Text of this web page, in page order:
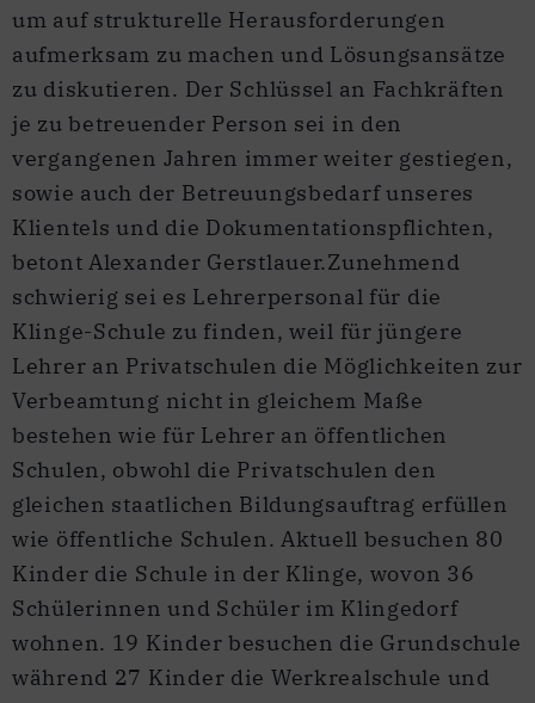
um auf strukturelle Herausforderungen
aufmerksam zu machen und Lösungsansätze
zu diskutieren. Der Schlüssel an Fachkräften
je zu betreuender Person sei in den
vergangenen Jahren immer weiter gestiegen,
sowie auch der Betreuungsbedarf unseres
Klientels und die Dokumentationspflichten,
betont Alexander Gerstlauer.Zunehmend
schwierig sei es Lehrerpersonal für die
Klinge-Schule zu finden, weil für jüngere
Lehrer an Privatschulen die Möglichkeiten zur
Verbeamtung nicht in gleichem Maße
bestehen wie für Lehrer an öffentlichen
Schulen, obwohl die Privatschulen den
gleichen staatlichen Bildungsauftrag erfüllen
wie öffentliche Schulen. Aktuell besuchen 80
Kinder die Schule in der Klinge, wovon 36
Schülerinnen und Schüler im Klingedorf
wohnen. 19 Kinder besuchen die Grundschule
während 27 Kinder die Werkrealschule und